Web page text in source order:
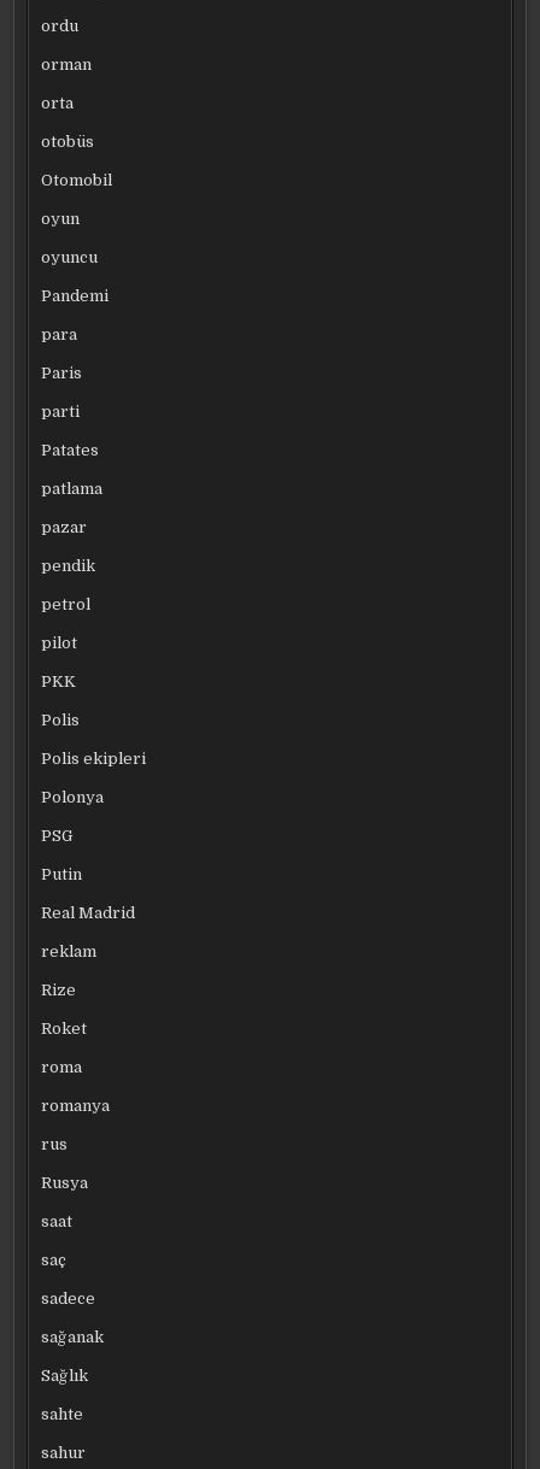
ordu
orman
orta
otobüs
Otomobil
oyun
oyuncu
Pandemi
para
Paris
parti
Patates
patlama
pazar
pendik
petrol
pilot
PKK
Polis
Polis ekipleri
Polonya
PSG
Putin
Real Madrid
reklam
Rize
Roket
roma
romanya
rus
Rusya
saat
saç
sadece
sağanak
Sağlık
sahte
sahur